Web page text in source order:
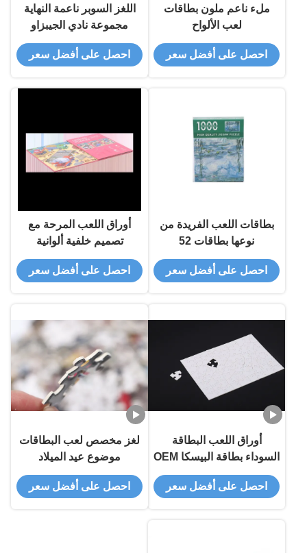
ملء ناعم ملون بطاقات
لعب الألواح
احصل على أفضل سعر
اللغز السوبر ناعمة النهاية
مجموعة نادي الجيبزاو
احصل على أفضل سعر
بطاقات اللعب الفريدة من
نوعها بطاقات 52
احصل على أفضل سعر
أوراق اللعب المرحة مع
تصميم خلفية ألوانية
احصل على أفضل سعر
أوراق اللعب البطاقة
السوداء بطاقة البيسكا OEM
احصل على أفضل سعر
لغز مخصص لعب البطاقات
موضوع عيد الميلاد
احصل على أفضل سعر